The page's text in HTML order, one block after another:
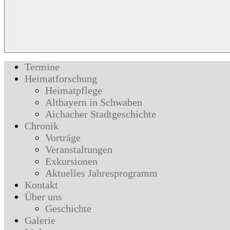
Termine
Heimatforschung
Heimatpflege
Altbayern in Schwaben
Aichacher Stadtgeschichte
Chronik
Vorträge
Veranstaltungen
Exkursionen
Aktuelles Jahresprogramm
Kontakt
Über uns
Geschichte
Galerie